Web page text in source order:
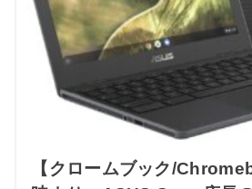
【クロームブック/